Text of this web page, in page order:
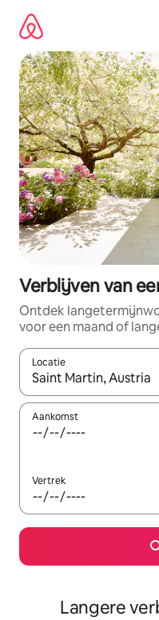
direct
naar
inhoud
Verblijven van
Ontdek
voor een maand of
Locatie
Wanneer er resultaten
Aankomst
Vertrek
Langere